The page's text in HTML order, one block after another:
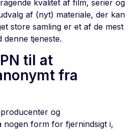
kvalitet af film, serier og
af (nyt) materiale, der kan
store samling er et af de mest
denne tjeneste.
til at
fra
og
nogen form for fjernindsigt i,